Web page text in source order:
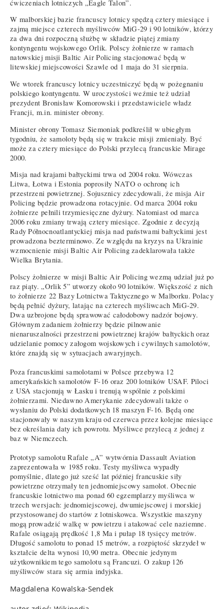
ćwiczeniach lotniczych „Eagle Talon”.
W malborskiej bazie francuscy lotnicy spędzą cztery miesiące i
zajmą miejsce czterech myśliwców MiG-29 i 90 lotników, którzy
za dwa dni rozpoczną służbę w składzie piątej zmiany
kontyngentu wojskowego Orlik. Polscy żołnierze w ramach
natowskiej misji Baltic Air Policing stacjonować będą w
litewskiej miejscowości Szawle od 1 maja do 31 sierpnia.
We wtorek francuscy lotnicy uczestniczyć będą w pożegnaniu
polskiego kontyngentu. W uroczystości weźmie też udział
prezydent Bronisław Komorowski i przedstawiciele władz
Francji, m.in. minister obrony.
Minister obrony Tomasz Siemoniak podkreślił w ubiegłym
tygodniu, że samoloty będą się w trakcie misji zmieniały. Być
może za cztery miesiące do Polski przylecą francuskie Mirage
2000.
Misja nad krajami bałtyckimi trwa od 2004 roku. Wówczas
Litwa, Łotwa i Estonia poprosiły NATO o ochronę ich
przestrzeni powietrznej. Sojusznicy zdecydowali, że misja Air
Policing będzie prowadzona rotacyjnie. Od marca 2004 roku
żołnierze pełnili trzymiesięczne dyżury. Natomiast od marca
2006 roku zmiany trwają cztery miesiące. Zgodnie z decyzją
Rady Północnoatlantyckiej misja nad państwami bałtyckimi jest
prowadzona bezterminowo. Ze względu na kryzys na Ukrainie
wzmocnienie misji Baltic Air Policing zadeklarowała także
Wielka Brytania.
Polscy żołnierze w misji Baltic Air Policing wezmą udział już po
raz piąty. „Orlik 5” utworzy około 90 lotników. Większość z nich
to żołnierze 22 Bazy Lotnictwa Taktycznego w Malborku. Polacy
będą pełnić dyżury, latając na czterech myśliwcach MiG-29.
Dwa uzbrojone będą sprawować całodobowy nadzór bojowy.
Głównym zadaniem żołnierzy będzie pilnowanie
nienaruszalności przestrzeni powietrznej krajów bałtyckich oraz
udzielanie pomocy załogom wojskowych i cywilnych samolotów,
które znajdą się w sytuacjach awaryjnych.
Poza francuskimi samolotami w Polsce przebywa 12
amerykańskich samolotów F-16 oraz 200 lotników USAF. Piloci
z USA stacjonują w Łasku i trenują wspólnie z polskimi
żołnierzami. Niedawno Amerykanie zdecydowali także o
wysłaniu do Polski dodatkowych 18 maszyn F-16. Będą one
stacjonowały w naszym kraju od czerwca przez kolejne miesiące
bez określania daty ich powrotu. Myśliwce przylecą z jednej z
baz w Niemczech.
Prototyp samolotu Rafale „A” wytwórnia Dassault Aviation
zaprezentowała w 1985 roku. Testy myśliwca wypadły
pomyślnie, dlatego już sześć lat później francuskie siły
powietrzne otrzymały ten jednomiejscowy samolot. Obecnie
francuskie lotnictwo ma ponad 60 egzemplarzy myśliwca w
trzech wersjach: jednomiejscowej, dwumiejscowej i morskiej
przystosowanej do startów z lotniskowca. Wszystkie maszyny
mogą prowadzić walkę w powietrzu i atakować cele naziemne.
Rafale osiągają prędkość 1,8 Ma i pułap 18 tysięcy metrów.
Długość samolotu to ponad 15 metrów, a rozpiętość skrzydeł w
kształcie delta wynosi 10,90 metra. Obecnie jedynym
użytkownikiem tego samolotu są Francuzi. O zakup 126
myśliwców stara się armia indyjska.
Magdalena Kowalska-Sendek